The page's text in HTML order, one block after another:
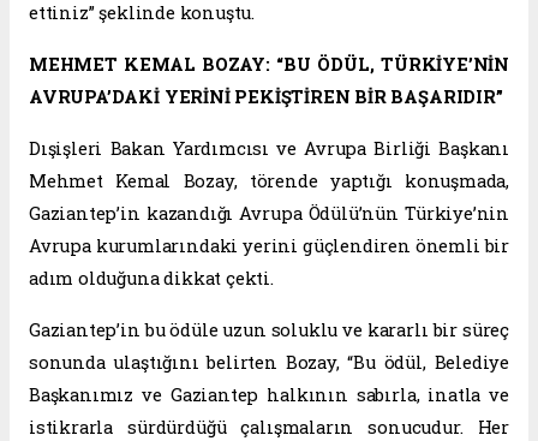
ettiniz” şeklinde konuştu.
MEHMET KEMAL BOZAY: “BU ÖDÜL, TÜRKİYE’NİN
AVRUPA’DAKİ YERİNİ PEKİŞTİREN BİR BAŞARIDIR”
Dışişleri Bakan Yardımcısı ve Avrupa Birliği Başkanı
Mehmet Kemal Bozay, törende yaptığı konuşmada,
Gaziantep’in kazandığı Avrupa Ödülü’nün Türkiye’nin
Avrupa kurumlarındaki yerini güçlendiren önemli bir
adım olduğuna dikkat çekti.
Gaziantep’in bu ödüle uzun soluklu ve kararlı bir süreç
sonunda ulaştığını belirten Bozay, “Bu ödül, Belediye
Başkanımız ve Gaziantep halkının sabırla, inatla ve
istikrarla sürdürdüğü çalışmaların sonucudur. Her